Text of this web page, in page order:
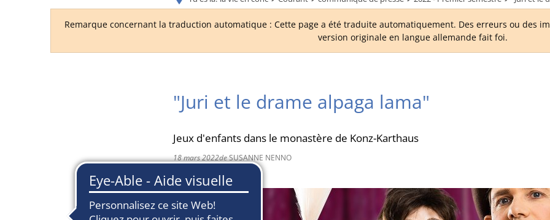
Remarque concernant la traduction automatique : Cette page a été traduite automatiquement. Des erreurs ou des
version originale en langue allemande fait foi.
"Juri et le drame alpaga lama"
Jeux d'enfants dans le monastère de Konz-Karthaus
18 mars 2022deSUSANNE NENNO